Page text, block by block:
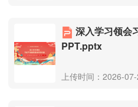
PPT.pptx
上传时间：2026-